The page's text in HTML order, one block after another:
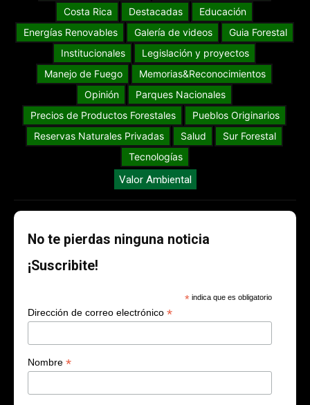
Costa Rica
Destacadas
Educación
Energías Renovables
Galería de videos
Guia Forestal
Institucionales
Legislación y proyectos
Manejo de Fuego
Memorias&Reconocimientos
Opinión
Parques Nacionales
Precios de Productos Forestales
Pueblos Originarios
Reservas Naturales Privadas
Salud
Sur Forestal
Tecnologías
Valor Ambiental
No te pierdas ninguna noticia
¡Suscribite!
* indica que es obligatorio
Dirección de correo electrónico *
Nombre *